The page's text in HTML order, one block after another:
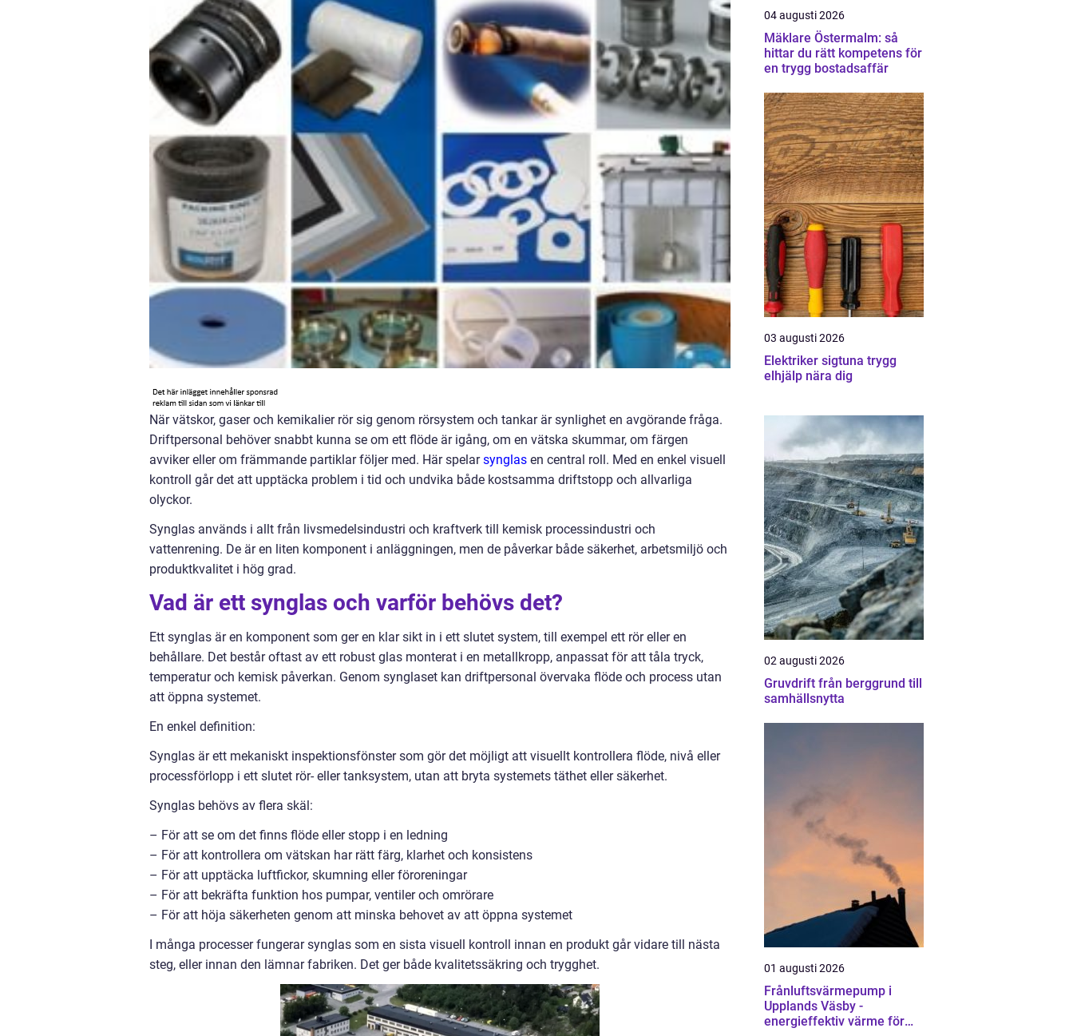
När vätskor, gaser och kemikalier rör sig genom rörsystem och tankar är synlighet en avgörande fråga.
Driftpersonal behöver snabbt kunna se om ett flöde är igång, om en vätska skummar, om färgen
avviker eller om främmande partiklar följer med. Här spelarsynglas en central roll. Med en enkel visuell
kontroll går det att upptäcka problem i tid och undvika både kostsamma driftstopp och allvarliga
olyckor.
Synglas används i allt från livsmedelsindustri och kraftverk till kemisk processindustri och
vattenrening. De är en liten komponent i anläggningen, men de påverkar både säkerhet, arbetsmiljö och
produktkvalitet i hög grad.
Vad är ett synglas och varför behövs det?
Ett synglas är en komponent som ger en klar sikt in i ett slutet system, till exempel ett rör eller en
behållare. Det består oftast av ett robust glas monterat i en metallkropp, anpassat för att tåla tryck,
temperatur och kemisk påverkan. Genom synglaset kan driftpersonal övervaka flöde och process utan
att öppna systemet.
En enkel definition:
Synglas är ett mekaniskt inspektionsfönster som gör det möjligt att visuellt kontrollera flöde, nivå eller
processförlopp i ett slutet rör- eller tanksystem, utan att bryta systemets täthet eller säkerhet.
Synglas behövs av flera skäl:
– För att se om det finns flöde eller stopp i en ledning
– För att kontrollera om vätskan har rätt färg, klarhet och konsistens
– För att upptäcka luftfickor, skumning eller föroreningar
– För att bekräfta funktion hos pumpar, ventiler och omrörare
– För att höja säkerheten genom att minska behovet av att öppna systemet
I många processer fungerar synglas som en sista visuell kontroll innan en produkt går vidare till nästa
steg, eller innan den lämnar fabriken. Det ger både kvalitetssäkring och trygghet.
04 augusti 2026
Mäklare Östermalm: så
hittar du rätt kompetens för
en trygg bostadsaffär
03 augusti 2026
Elektriker sigtuna trygg
elhjälp nära dig
02 augusti 2026
Gruvdrift från berggrund till
samhällsnytta
01 augusti 2026
Frånluftsvärmepump i
Upplands Väsby -
energieffektiv värme för